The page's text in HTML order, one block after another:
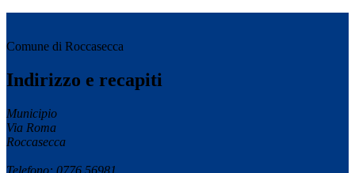
Comune di Roccasecca
Indirizzo e recapiti
Municipio
Via Roma
Roccasecca
Telefono: 0776 56981